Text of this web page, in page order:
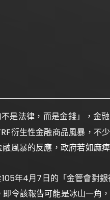
是法律，而是金錢」，金
衍生性金融商品風暴，不
風暴的反應，政府若如麻
年4月7日的「金管會對
令該報告可能是冰山一角